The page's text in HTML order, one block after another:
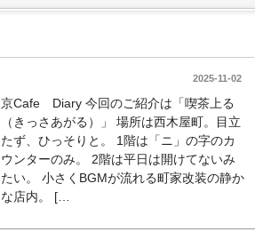
2025-11-02
京Cafe Diary 今回のご紹介は「喫茶上る
（きっさあがる）」 場所は西木屋町。目立
たず、ひっそりと。 1階は「ニ」の字のカ
ウンターのみ。 2階は平日は開けてないみ
たい。 小さくBGMが流れる町家改装の静か
な店内。 […